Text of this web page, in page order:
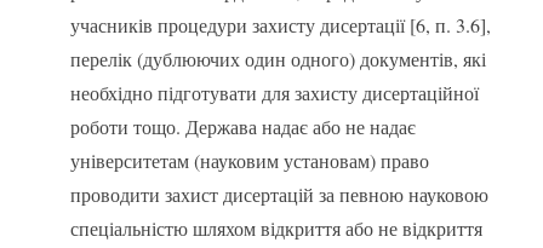
учасників процедури захисту дисертації [6, п. 3.6],
перелік (дублюючих один одного) документів, які
необхідно підготувати для захисту дисертаційної
роботи тощо. Держава надає або не надає
університетам (науковим установам) право
проводити захист дисертацій за певною науковою
спеціальністю шляхом відкриття або не відкриття